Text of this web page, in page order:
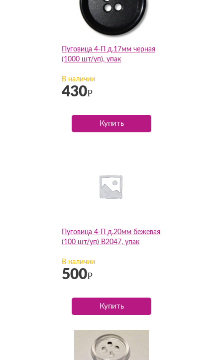
Пуговица 4-П д.17мм черная
(1000 шт/уп), упак
В наличии
430Р
Купить
Пуговица 4-П д.20мм бежевая
(100 шт/уп) В2047, упак
В наличии
500Р
Купить